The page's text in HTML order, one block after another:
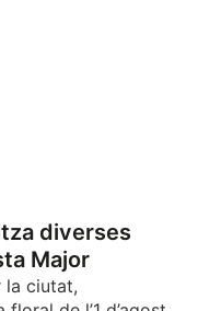
diverses
Major
la ciutat,